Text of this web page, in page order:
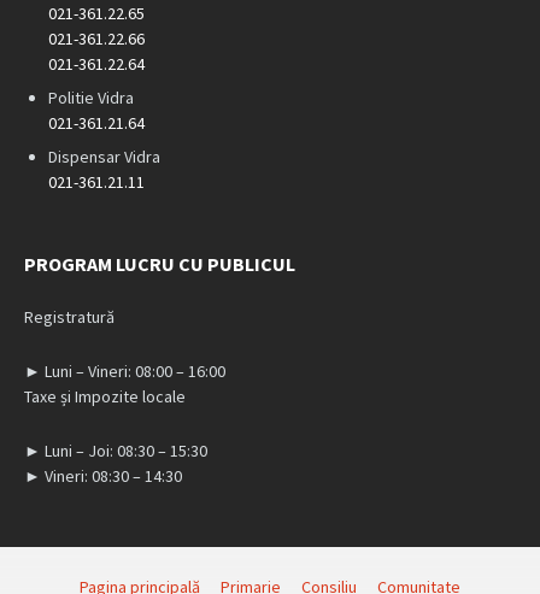
021-361.22.65
021-361.22.66
021-361.22.64
Politie Vidra
021-361.21.64
Dispensar Vidra
021-361.21.11
PROGRAM LUCRU CU PUBLICUL
Registratură
► Luni – Vineri: 08:00 – 16:00
Taxe și Impozite locale
► Luni – Joi: 08:30 – 15:30
► Vineri: 08:30 – 14:30
Pagina principală Primarie Consiliu Comunitate